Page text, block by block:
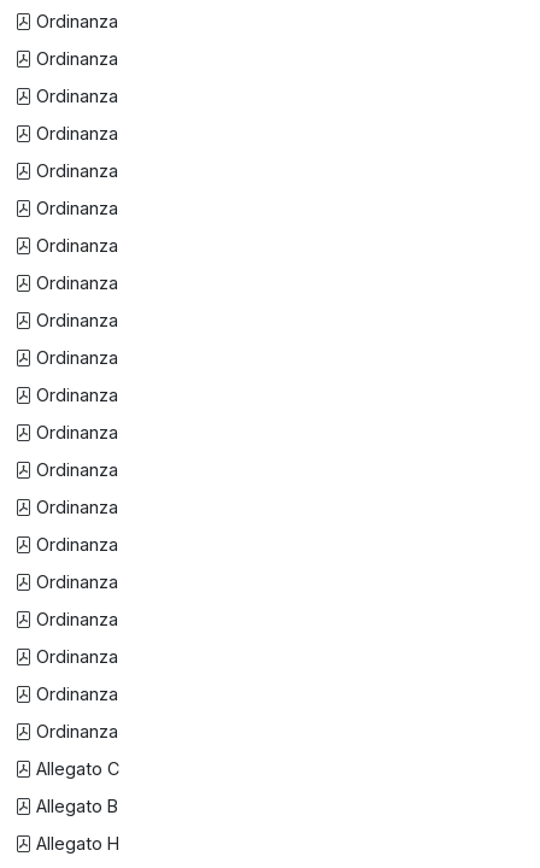
Ordinanza
Ordinanza
Ordinanza
Ordinanza
Ordinanza
Ordinanza
Ordinanza
Ordinanza
Ordinanza
Ordinanza
Ordinanza
Ordinanza
Ordinanza
Ordinanza
Ordinanza
Ordinanza
Ordinanza
Ordinanza
Ordinanza
Ordinanza
Allegato C
Allegato B
Allegato H